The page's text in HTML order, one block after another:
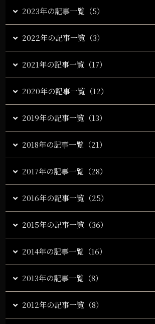
2023年の記事一覧（5）
2022年の記事一覧（3）
2021年の記事一覧（17）
2020年の記事一覧（12）
2019年の記事一覧（13）
2018年の記事一覧（21）
2017年の記事一覧（28）
2016年の記事一覧（25）
2015年の記事一覧（36）
2014年の記事一覧（16）
2013年の記事一覧（8）
2012年の記事一覧（8）